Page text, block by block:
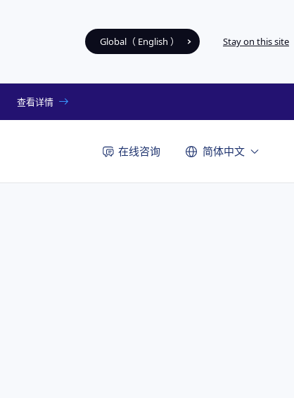
Global（ English ） Stay on this site
查看详情
在线咨询 简体中文